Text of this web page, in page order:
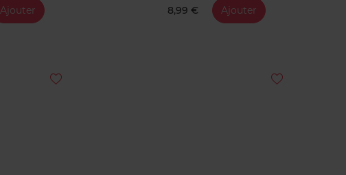
Ajouter 8,99 € Ajouter